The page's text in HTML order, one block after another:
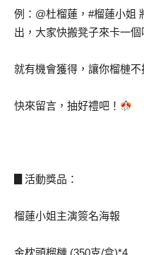
例：@杜榴蓮，#榴蓮小姐
出，大家快搬凳子來卡一個
就有機會獲得，讓你榴槤
快來留言，抽好禮吧！
▊活動獎品：
榴蓮小姐主演簽名海
金枕頭榴槤 (350克/盒